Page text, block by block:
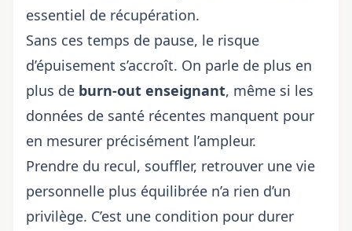
essentiel de récupération.
Sans ces temps de pause, le risque
d’épuisement s’accroît. On parle de plus en
plus de burn-out enseignant, même si les
données de santé récentes manquent pour
en mesurer précisément l’ampleur.
Prendre du recul, souffler, retrouver une vie
personnelle plus équilibrée n’a rien d’un
privilège. C’est une condition pour durer